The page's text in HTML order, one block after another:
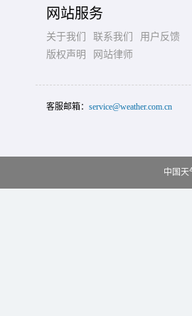
网站服务
关于我们 联系我们
用户反馈
版权声明
网站律师
客服邮箱： service@weather.com.cn
中国